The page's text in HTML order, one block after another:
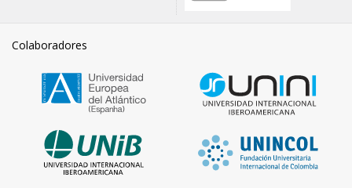
Colaboradores